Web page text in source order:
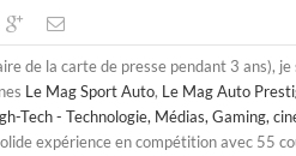
de la carte de presse pendant 3 ans),
Le Mag Sport Auto, Le Mag Auto
Tech - Technologie, Médias, Gaming,
expérience en compétition avec 55